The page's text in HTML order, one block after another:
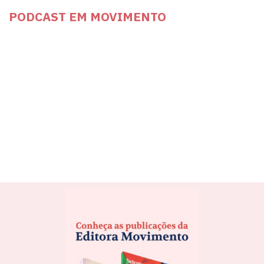
PODCAST EM MOVIMENTO